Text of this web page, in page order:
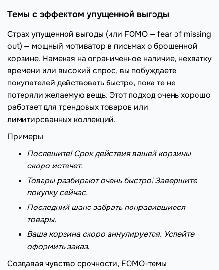
Темы с эффектом упущенной выгоды
Страх упущенной выгоды (или FOMO — fear of missing
out) — мощный мотиватор в письмах о брошенной
корзине. Намекая на ограниченное наличие, нехватку
времени или высокий спрос, вы побуждаете
покупателей действовать быстро, пока те не
потеряли желаемую вещь. Этот подход очень хорошо
работает для трендовых товаров или
лимитированных коллекций.
Примеры:
Поспешите! Срок действия вашей корзины
скоро истечет.
Товары разбирают очень быстро! Завершите
покупку сейчас.
Последний шанс забрать понравившиеся
товары.
Ваша корзина скоро аннулируется. Успейте
оформить заказ.
Создавая чувство срочности, FOMO-темы